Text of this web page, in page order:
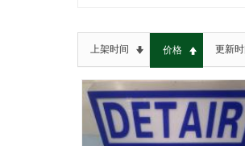
上架时间 价格 更新